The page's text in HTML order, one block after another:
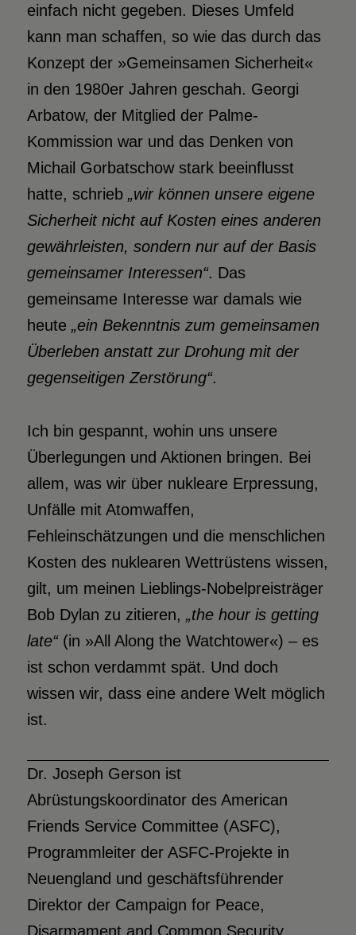
einfach nicht gegeben. Dieses Umfeld
kann man schaffen, so wie das durch das
Konzept der »Gemeinsamen Sicherheit«
in den 1980er Jahren geschah. Georgi
Arbatow, der Mitglied der Palme-
Kommission war und das Denken von
Michail Gorbatschow stark beeinflusst
hatte, schrieb „wir können unsere eigene
Sicherheit nicht auf Kosten eines anderen
gewährleisten, sondern nur auf der Basis
gemeinsamer Interessen“. Das
gemeinsame Interesse war damals wie
heute „ein Bekenntnis zum gemeinsamen
Überleben anstatt zur Drohung mit der
gegenseitigen Zerstörung“.
Ich bin gespannt, wohin uns unsere
Überlegungen und Aktionen bringen. Bei
allem, was wir über nukleare Erpressung,
Unfälle mit Atomwaffen,
Fehleinschätzungen und die menschlichen
Kosten des nuklearen Wettrüstens wissen,
gilt, um meinen Lieblings-Nobelpreisträger
Bob Dylan zu zitieren, „the houris getting
late“(in »All Along the Watchtower«) – es
ist schon verdammt spät. Und doch
wissen wir, dass eine andere Welt möglich
ist.
Dr. Joseph Gerson ist
Abrüstungskoordinator des American
Friends Service Committee (ASFC),
Programmleiter der ASFC-Projekte in
Neuengland und geschäftsführender
Direktor der Campaign for Peace,
Disarmament and Common Security.